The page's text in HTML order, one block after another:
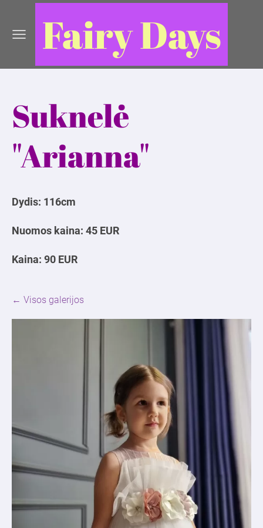
Fairy Days
Suknelė
"Arianna"
Dydis: 116cm
Nuomos kaina: 45 EUR
Kaina: 90 EUR
Visos galerijos